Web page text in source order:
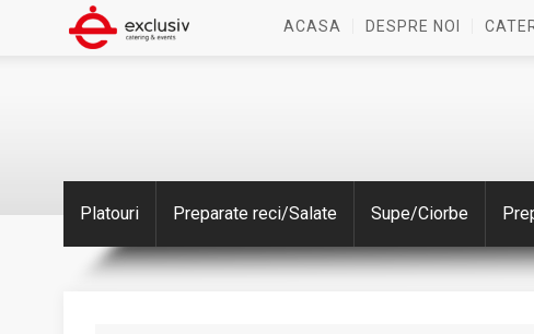
ACASA DESPRE NOI
Platouri Preparate reci/Salate Supe/Ciorbe